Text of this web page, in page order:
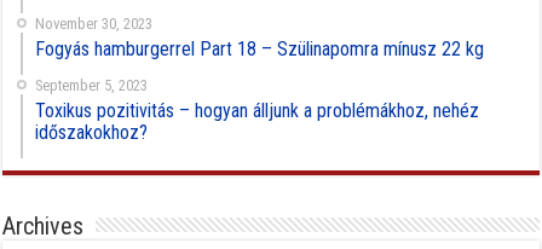
November 30, 2023
Fogyás hamburgerrel Part 18 – Szülinapomra mínusz 22 kg
September 5, 2023
Toxikus pozitivitás – hogyan álljunk a problémákhoz, nehéz
időszakokhoz?
Archives